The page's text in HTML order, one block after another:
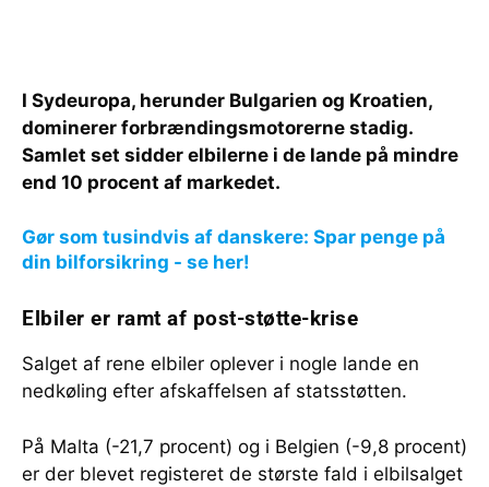
I Sydeuropa, herunder Bulgarien og Kroatien,
dominerer forbrændingsmotorerne stadig.
Samlet set sidder elbilerne i de lande på mindre
end 10 procent af markedet.
Gør som tusindvis af danskere: Spar penge på
din bilforsikring - se her!
Elbiler er ramt af post-støtte-krise
Salget af rene elbiler oplever i nogle lande en
nedkøling efter afskaffelsen af statsstøtten.
På Malta (-21,7 procent) og i Belgien (-9,8 procent)
er der blevet registeret de største fald i elbilsalget